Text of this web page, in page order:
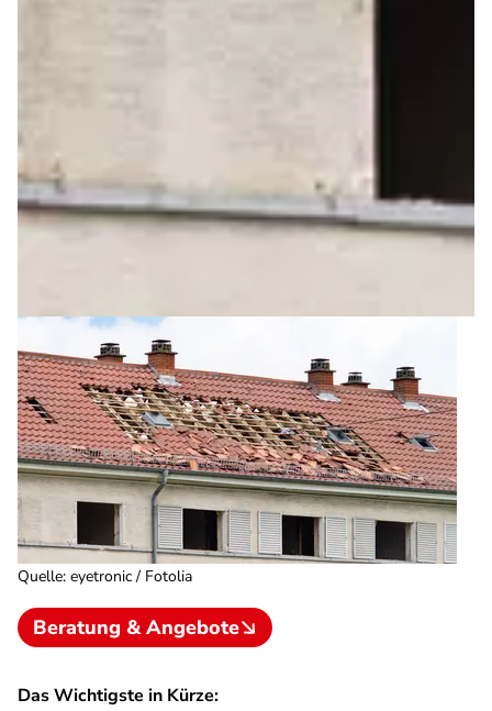
Quelle: eyetronic / Fotolia
Beratung & Angebote
Das Wichtigste in Kürze: